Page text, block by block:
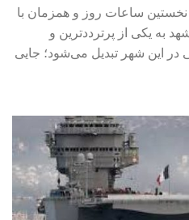
ساعات روز و همزمان با
به یکی از پرترددترین و
در این شهر تبدیل می‌شود؛ جایی